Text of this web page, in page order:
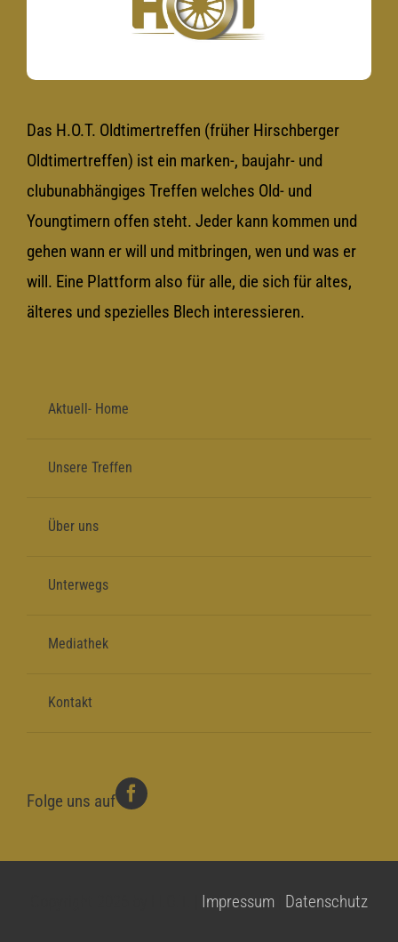
Das H.O.T. Oldtimertreffen (früher Hirschberger
Oldtimertreffen) ist ein marken-, baujahr- und
clubunabhängiges Treffen welches Old- und
Youngtimern offen steht. Jeder kann kommen und
gehen wann er will und mitbringen, wen und was er
will. Eine Plattform also für alle, die sich für altes,
älteres und spezielles Blech interessieren.
Aktuell- Home
Unsere Treffen
Über uns
Unterwegs
Mediathek
Kontakt
Folge uns auf
Impressum Datenschutz